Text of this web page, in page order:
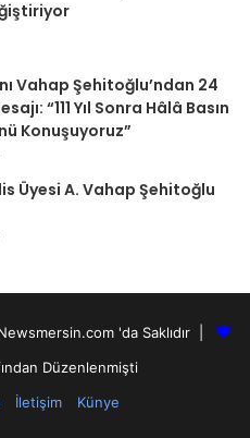
Vahap Şehitoğlu’ndan 24
“111 Yıl Sonra Hâlâ Basın
Konuşuyoruz”
Üyesi A. Vahap Şehitoğlu
'da Saklıdır |
Düzenlenmişti
İletişim Künye